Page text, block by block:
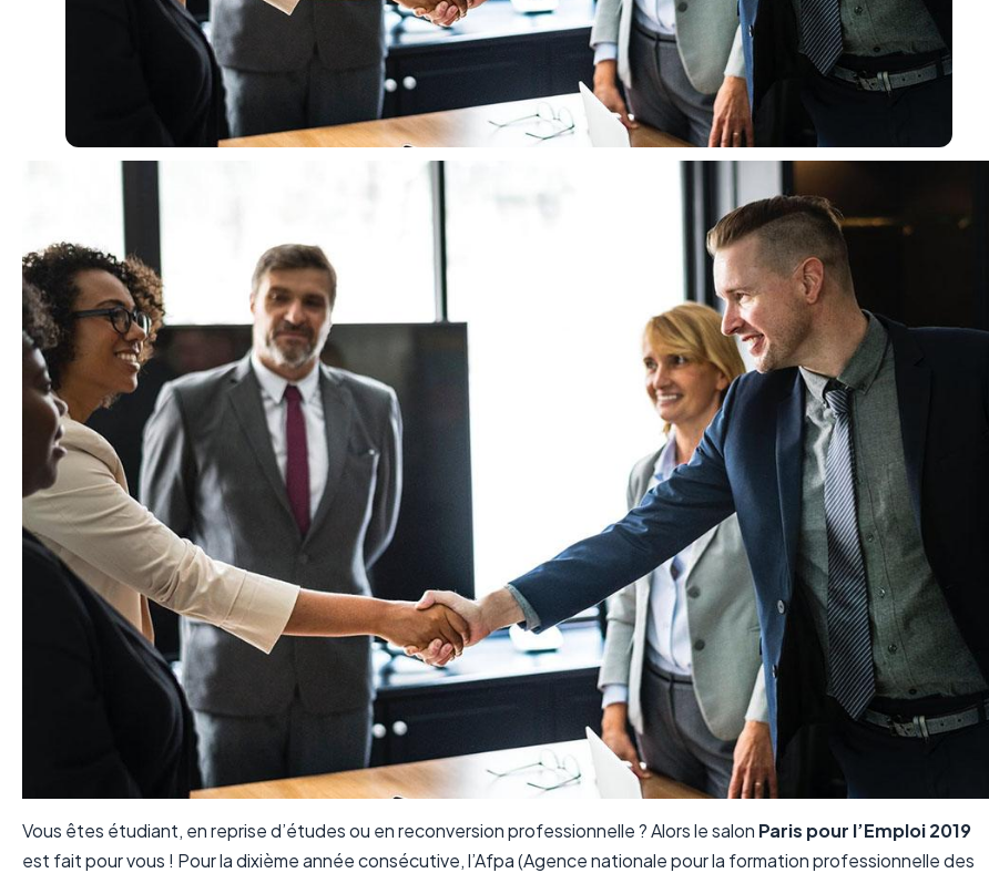
Vous êtes étudiant, en reprise d’études ou en reconversion professionnelle ? Alors le salon Paris pour l’Emploi 2019
est fait pour vous ! Pour la dixième année consécutive, l’Afpa (Agence nationale pour la formation professionnelle des